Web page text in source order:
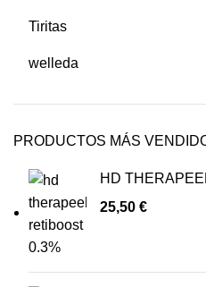
Tiritas
welleda
PRODUCTOS MÁS
HD
25,50 €